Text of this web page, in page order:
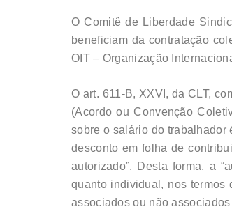
O Comitê de Liberdade
beneficiam da contratação
OIT – Organização
O art. 611-B, XXVI, da CLT,
(Acordo ou Convenção
sobre o salário do trabalhador
desconto em folha de
autorizado”. Desta forma, a
quanto individual, nos termos
associados ou não associados